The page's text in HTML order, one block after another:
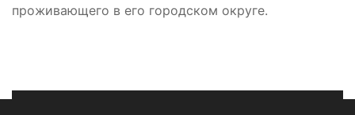
проживающего в его городском округе.